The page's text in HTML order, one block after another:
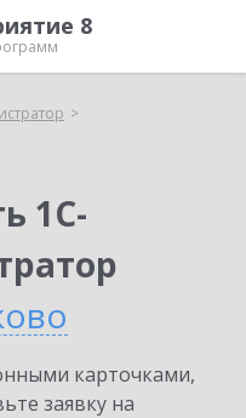
8
1С-
карточками,
заявку на